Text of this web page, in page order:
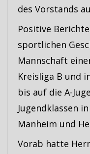
des Vorstands
Positive
sportlichen
Mannschaft
Kreisliga B und
bis auf die A-
Jugendklassen
Manheim und
Vorab hatte